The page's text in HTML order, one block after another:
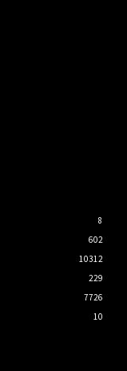
8
602
10312
229
7726
10